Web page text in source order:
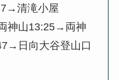
清滝小屋
神山13:25→両神
日向大谷登山口